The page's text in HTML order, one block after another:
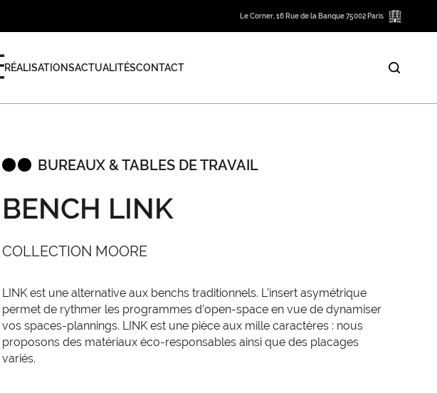
Le Corner, 16 Rue de la Banque 75002 Paris
RÉALISATIONSACTUALITÉSCONTACT
BUREAUX & TABLES DE TRAVAIL
BENCH LINK
COLLECTION MOORE
LINK est une alternative aux benchs traditionnels. L’insert asymétrique
permet de rythmer les programmes d’open-space en vue de dynamiser
vos spaces-plannings. LINK est une pièce aux mille caractères : nous
proposons des matériaux éco-responsables ainsi que des placages
variés.